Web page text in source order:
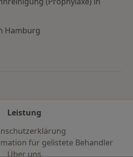
Hamburg
Leistung
für gelistete Behandler
Über uns